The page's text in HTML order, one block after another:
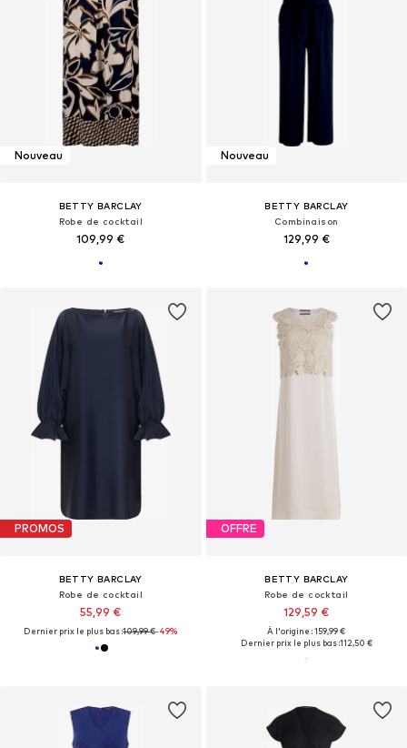
Nouveau
BETTY BARCLAY
Robe de cocktail
109,99 €
Nouveau
BETTY BARCLAY
Combinaison
129,99 €
PROMOS
BETTY BARCLAY
Robe de cocktail
55,99 €
Dernier prix le plus bas :109,99 €-49%
OFFRE
BETTY BARCLAY
Robe de cocktail
129,59 €
À l'origine : 159,99 €
Dernier prix le plus bas :112,50 €